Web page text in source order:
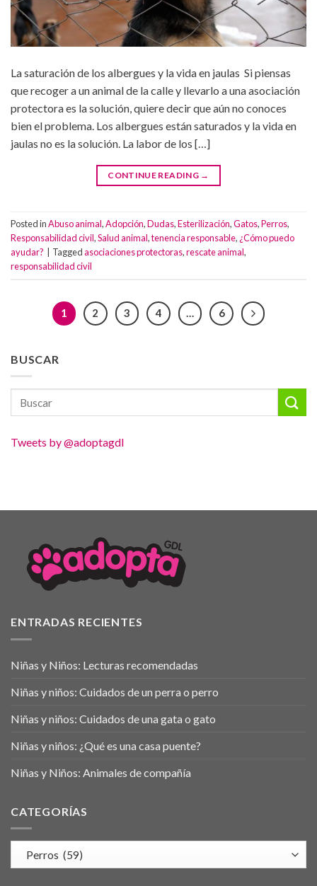
La saturación de los albergues y la vida en jaulas Si piensas
que recoger a un animal de la calle y llevarlo a una asociación
protectora es la solución, quiere decir que aún no conoces
bien el problema. Los albergues están saturados y la vida en
jaulas no es la solución. La labor de los […]
CONTINUE READING →
Posted inAbuso animal,Adopción,Dudas,Esterilización,Gatos,Perros,
Responsabilidad civil,Salud animal,tenencia responsable, ¿Cómo puedo
ayudar?
Taggedasociaciones protectoras,rescate animal,
responsabilidad civil
1 2 3 4 … 6
BUSCAR
Tweets by @adoptagdl
ENTRADAS RECIENTES
Niñas y Niños: Lecturas recomendadas
Niñas y niños: Cuidados de un perra o perro
Niñas y niños: Cuidados de una gata o gato
Niñas y niños: ¿Qué es una casa puente?
Niñas y Niños: Animales de compañía
CATEGORÍAS